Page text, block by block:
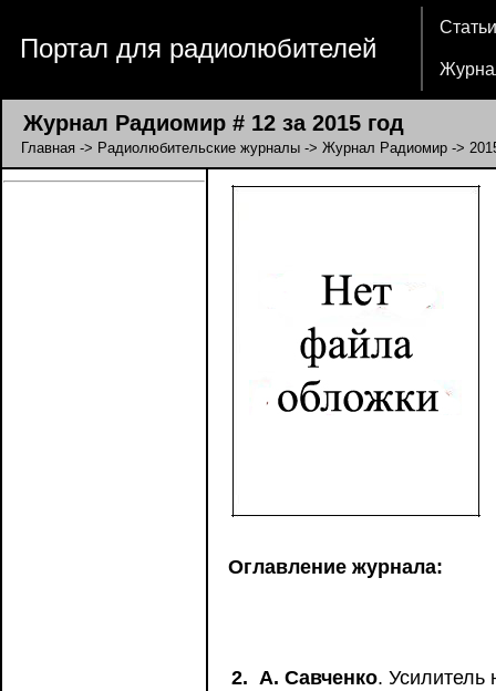
Портал для радиолюбителей
Статьи
Журнал Радиомир # 12 за 2015 год
Главная -> Радиолюбительские журналы -> Журнал Радиомир ->
Оглавление журнала:
2. А. Савченко. Усилитель